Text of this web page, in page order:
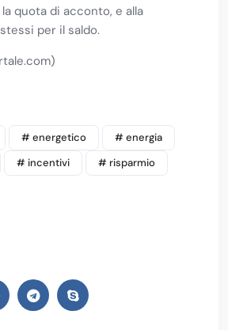
la quota di acconto, e alla
per il saldo.
# energetico
# energia
# incentivi # risparmio